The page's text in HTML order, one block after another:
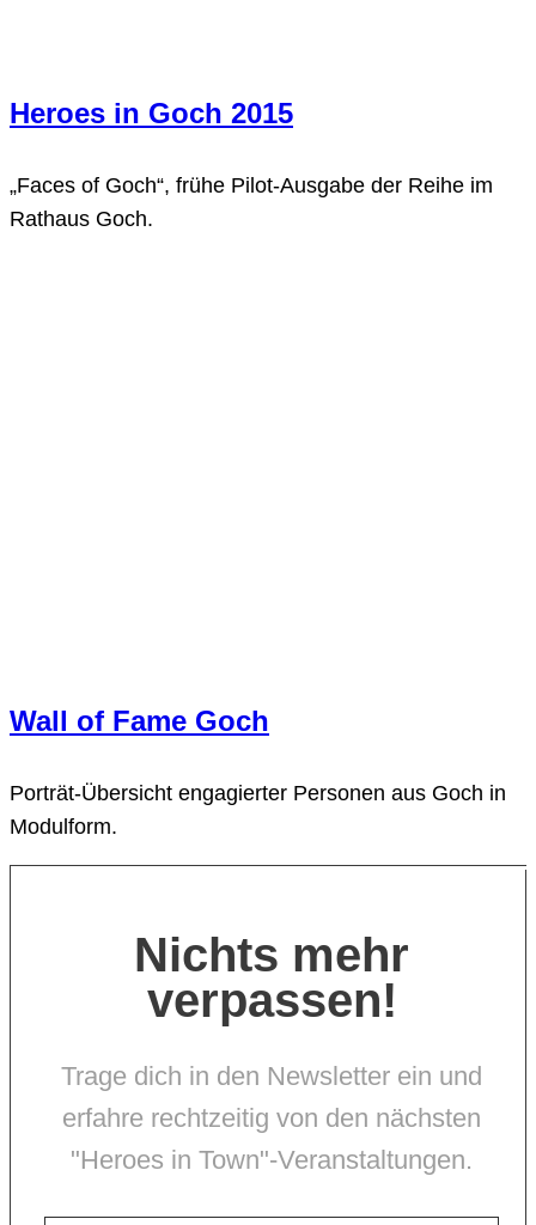
Heroes in Goch 2015
„Faces of Goch“, frühe Pilot-Ausgabe der Reihe im
Rathaus Goch.
Wall of Fame Goch
Porträt-Übersicht engagierter Personen aus Goch in
Modulform.
Nichts mehr
verpassen!
Trage dich in den Newsletter ein und
erfahre rechtzeitig von den nächsten
"Heroes in Town"-Veranstaltungen.